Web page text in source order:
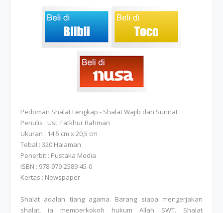
Pedoman Shalat Lengkap - Shalat Wajib dan Sunnat
Penulis : Ust. Fatkhur Rahman
Ukuran : 14,5 cm x 20,5 cm
Tebal : 320 Halaman
Penerbit : Pustaka Media
ISBN : 978-979-2589-45-0
Kertas : Newspaper
Shalat adalah tiang agama. Barang siapa mengerjakan
shalat, ia memperkokoh hukum Allah SWT. Shalat